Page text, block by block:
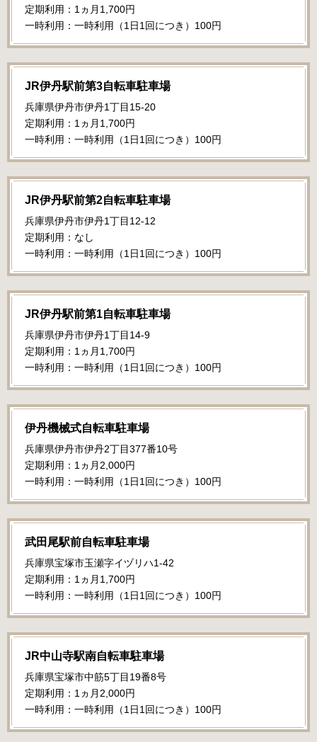
定期利用：1ヵ月1,700円
一時利用：一時利用（1日1回につき）100円
JR伊丹駅前第3自転車駐車場
兵庫県伊丹市伊丹1丁目15-20
定期利用：1ヵ月1,700円
一時利用：一時利用（1日1回につき）100円
JR伊丹駅前第2自転車駐車場
兵庫県伊丹市伊丹1丁目12-12
定期利用：なし
一時利用：一時利用（1日1回につき）100円
JR伊丹駅前第1自転車駐車場
兵庫県伊丹市伊丹1丁目14-9
定期利用：1ヵ月1,700円
一時利用：一時利用（1日1回につき）100円
伊丹機械式自転車駐車場
兵庫県伊丹市伊丹2丁目377番10号
定期利用：1ヵ月2,000円
一時利用：一時利用（1日1回につき）100円
武田尾駅前自転車駐車場
兵庫県宝塚市玉瀬字イヅリハ1-42
定期利用：1ヵ月1,700円
一時利用：一時利用（1日1回につき）100円
JR中山寺駅南自転車駐車場
兵庫県宝塚市中筋5丁目19番8号
定期利用：1ヵ月2,000円
一時利用：一時利用（1日1回につき）100円